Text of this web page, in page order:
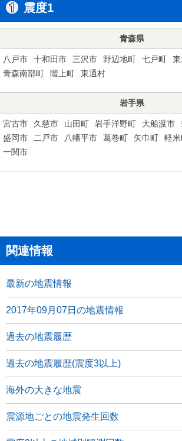
震度1
青森県
八戸市 十和田市 三沢市 野辺地町 七戸町
青森南部町
階上町 東通村
岩手県
宮古市 久慈市 山田町 岩手洋野町 大船渡市
盛岡市
二戸市 八幡平市 葛巻町 矢巾町 軽
一関市
関連情報
最新の地震情報
2017年09月07日の地震情報
過去の地震履歴
過去の地震履歴(震度3以上)
海外の大きな地震
震源地ごとの地震発生回数